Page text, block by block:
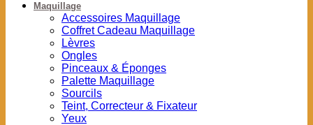
Maquillage
Accessoires Maquillage
Coffret Cadeau Maquillage
Lèvres
Ongles
Pinceaux & Éponges
Palette Maquillage
Sourcils
Teint, Correcteur & Fixateur
Yeux